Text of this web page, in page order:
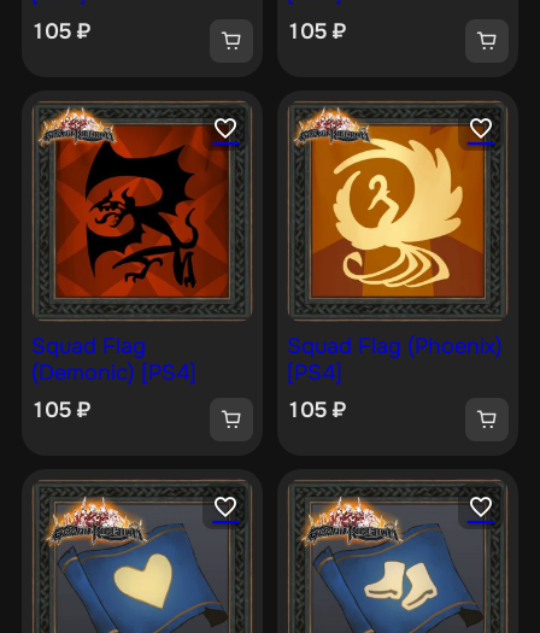
105 ₽
105 ₽
Squad Flag
(Demonic) [PS4]
105 ₽
Squad Flag (Phoenix)
[PS4]
105 ₽